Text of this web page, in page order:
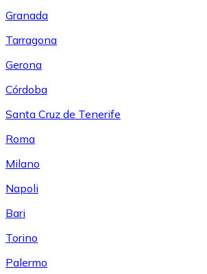
Granada
Tarragona
Gerona
Córdoba
Santa Cruz de Tenerife
Roma
Milano
Napoli
Bari
Torino
Palermo